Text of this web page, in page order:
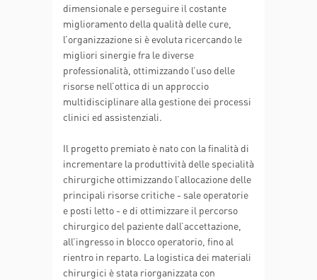
dimensionale e perseguire il costante
miglioramento della qualità delle cure,
l’organizzazione si è evoluta ricercando le
migliori sinergie fra le diverse
professionalità, ottimizzando l’uso delle
risorse nell’ottica di un approccio
multidisciplinare alla gestione dei processi
clinici ed assistenziali.
Il progetto premiato è nato con la finalità di
incrementare la produttività delle specialità
chirurgiche ottimizzando l’allocazione delle
principali risorse critiche - sale operatorie
e posti letto - e di ottimizzare il percorso
chirurgico del paziente dall’accettazione,
all’ingresso in blocco operatorio, fino al
rientro in reparto. La logistica dei materiali
chirurgici è stata riorganizzata con